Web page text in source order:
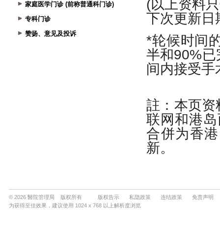
家庭医学门诊 (前称普通科门诊)
专科门诊
赞扬、意见及投诉
© 2026 醫院管理局 版权所有 版权告示 私隐政策 连结政策
免责声明
为获得至佳效果，建议使用 1024 x 768 以上解析度浏览